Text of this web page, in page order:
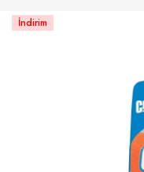
İndirim